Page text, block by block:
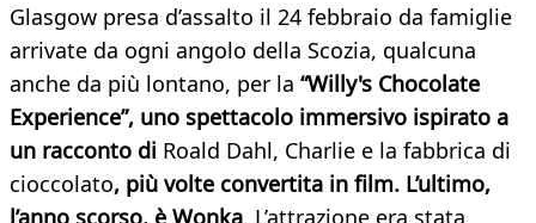
Glasgow presa d’assalto il 24 febbraio da famiglie
arrivate da ogni angolo della Scozia, qualcuna
anche da più lontano, per la “Willy's Chocolate
Experience”, uno spettacolo immersivo ispirato a
un racconto di Roald Dahl, Charlie e la fabbrica di
cioccolato, più volte convertita in film. L’ultimo,
l’anno scorso, è Wonka. L’attrazione era stata